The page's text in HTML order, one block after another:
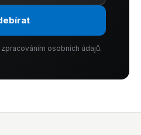
osobních údajů.